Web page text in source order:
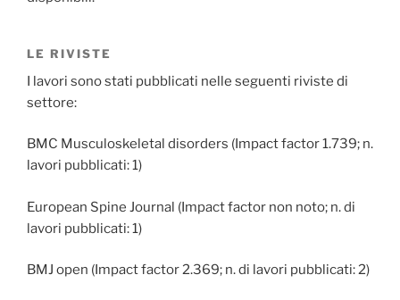
LE RIVISTE
I lavori sono stati pubblicati nelle seguenti riviste di
settore:
BMC Musculoskeletal disorders (Impact factor 1.739; n.
lavori pubblicati: 1)
European Spine Journal (Impact factor non noto; n. di
lavori pubblicati: 1)
BMJ open (Impact factor 2.369; n. di lavori pubblicati: 2)